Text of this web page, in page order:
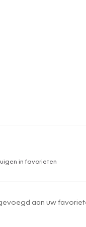
en in favorieten
aan uw